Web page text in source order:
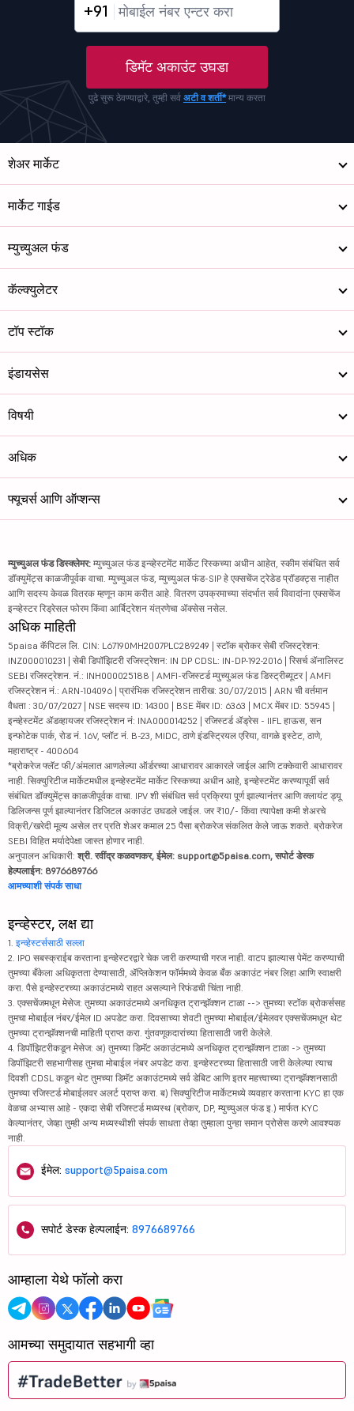
+91
डिमॅट अकाउंट उघडा
पुढे सुरू ठेवण्याद्वारे, तुम्ही सर्व अटी व शर्ती*मान्य करता
शेअर मार्केट
मार्केट गाईड
म्युच्युअल फंड
कॅल्क्युलेटर
टॉप स्टॉक
इंडायसेस
विषयी
अधिक
फ्यूचर्स आणि ऑप्शन्स
म्युच्युअल फंड डिस्क्लेमर: म्युच्युअल फंड इन्व्हेस्टमेंट मार्केट रिस्कच्या अधीन आहेत, स्कीम संबंधित सर्व
डॉक्युमेंट्स काळजीपूर्वक वाचा. म्युच्युअल फंड, म्युच्युअल फंड-SIP हे एक्सचेंज ट्रेडेड प्रॉडक्ट्स नाहीत
आणि सदस्य केवळ वितरक म्हणून काम करीत आहे. वितरण उपक्रमाच्या संदर्भात सर्व विवादांना एक्सचेंज
इन्व्हेस्टर रिड्रेसल फोरम किंवा आर्बिट्रेशन यंत्रणेचा ॲक्सेस नसेल.
अधिक माहिती
5paisa कॅपिटल लि. CIN: L67190MH2007PLC289249 | स्टॉक ब्रोकर सेबी रजिस्ट्रेशन:
INZ000010231 | सेबी डिपॉझिटरी रजिस्ट्रेशन: IN DP CDSL: IN-DP-192-2016 | रिसर्च ॲनालिस्ट
SEBI रजिस्ट्रेशन. नं.: INH000025188 | AMFI-रजिस्टर्ड म्युच्युअल फंड डिस्ट्रीब्यूटर | AMFI
रजिस्ट्रेशन नं.: ARN-104096 | प्रारंभिक रजिस्ट्रेशन तारीख: 30/07/2015 | ARN ची वर्तमान
वैधता : 30/07/2027 | NSE सदस्य ID: 14300 | BSE मेंबर ID: 6363 | MCX मेंबर ID: 55945 |
इन्व्हेस्टमेंट ॲडव्हायजर रजिस्ट्रेशन नं: INA000014252 | रजिस्टर्ड ॲड्रेस - IIFL हाऊस, सन
इन्फोटेक पार्क, रोड नं. 16V, प्लॉट नं. B-23, MIDC, ठाणे इंडस्ट्रियल एरिया, वागळे इस्टेट, ठाणे,
महाराष्ट्र - 400604
*ब्रोकरेज फ्लॅट फी/अंमलात आणलेल्या ऑर्डरच्या आधारावर आकारले जाईल आणि टक्केवारी आधारावर
नाही. सिक्युरिटीज मार्केटमधील इन्व्हेस्टमेंट मार्केट रिस्कच्या अधीन आहे, इन्व्हेस्टमेंट करण्यापूर्वी सर्व
संबंधित डॉक्युमेंट्स काळजीपूर्वक वाचा. IPV शी संबंधित सर्व प्रक्रिया पूर्ण झाल्यानंतर आणि क्लायंट ड्यू
डिलिजन्स पूर्ण झाल्यानंतर डिजिटल अकाउंट उघडले जाईल. जर ₹10/- किंवा त्यापेक्षा कमी शेअरचे
विक्री/खरेदी मूल्य असेल तर प्रति शेअर कमाल 25 पैसा ब्रोकरेज संकलित केले जाऊ शकते. ब्रोकरेज
SEBI विहित मर्यादेपेक्षा जास्त होणार नाही.
अनुपालन अधिकारी: श्री. रवींद्र कळवणकर, ईमेल: support@5paisa.com, सपोर्ट डेस्क
हेल्पलाईन: 8976689766
आमच्याशी संपर्क साधा
इन्व्हेस्टर, लक्ष द्या
1. इन्व्हेस्टर्ससाठी सल्ला
2. IPO सबस्क्राईब करताना इन्व्हेस्टरद्वारे चेक जारी करण्याची गरज नाही. वाटप झाल्यास पेमेंट करण्याची
तुमच्या बँकेला अधिकृतता देण्यासाठी, ॲप्लिकेशन फॉर्ममध्ये केवळ बँक अकाउंट नंबर लिहा आणि स्वाक्षरी
करा. पैसे इन्व्हेस्टरच्या अकाउंटमध्ये राहत असल्याने रिफंडची चिंता नाही.
3. एक्सचेंजमधून मेसेज: तुमच्या अकाउंटमध्ये अनधिकृत ट्रान्झॅक्शन टाळा --> तुमच्या स्टॉक ब्रोकर्ससह
तुमचा मोबाईल नंबर/ईमेल ID अपडेट करा. दिवसाच्या शेवटी तुमच्या मोबाईल/ईमेलवर एक्सचेंजमधून थेट
तुमच्या ट्रान्झॅक्शनची माहिती प्राप्त करा. गुंतवणूकदारांच्या हितासाठी जारी केलेले.
4. डिपॉझिटरीकडून मेसेज: अ) तुमच्या डिमॅट अकाउंटमध्ये अनधिकृत ट्रान्झॅक्शन टाळा -> तुमच्या
डिपॉझिटरी सहभागीसह तुमचा मोबाईल नंबर अपडेट करा. इन्व्हेस्टरच्या हितासाठी जारी केलेल्या त्याच
दिवशी CDSL कडून थेट तुमच्या डिमॅट अकाउंटमध्ये सर्व डेबिट आणि इतर महत्त्वाच्या ट्रान्झॅक्शनसाठी
तुमच्या रजिस्टर्ड मोबाईलवर अलर्ट प्राप्त करा. ब) सिक्युरिटीज मार्केटमध्ये व्यवहार करताना KYC हा एक
वेळचा अभ्यास आहे - एकदा सेबी रजिस्टर्ड मध्यस्थ (ब्रोकर, DP, म्युच्युअल फंड इ.) मार्फत KYC
केल्यानंतर, जेव्हा तुम्ही अन्य मध्यस्थीशी संपर्क साधता तेव्हा तुम्हाला पुन्हा समान प्रोसेस करणे आवश्यक
नाही.
ईमेल: support@5paisa.com
सपोर्ट डेस्क हेल्पलाईन: 8976689766
आम्हाला येथे फॉलो करा
आमच्या समुदायात सहभागी व्हा